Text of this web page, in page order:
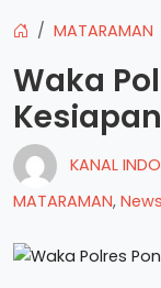
MATARAMAN
Waka
KANAL
MATARAMAN, News